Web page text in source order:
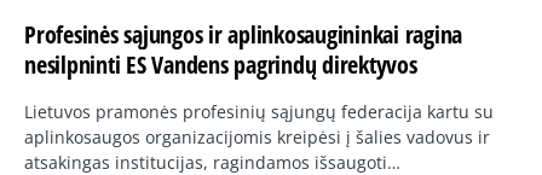
Profesinės sąjungos ir aplinkosaugininkai ragina
nesilpninti ES Vandens pagrindų direktyvos
Lietuvos pramonės profesinių sąjungų federacija kartu su
aplinkosaugos organizacijomis kreipėsi į šalies vadovus ir
atsakingas institucijas, ragindamos išsaugoti…